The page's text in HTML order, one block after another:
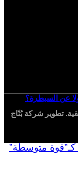
. تطوير شركةبُنّاج